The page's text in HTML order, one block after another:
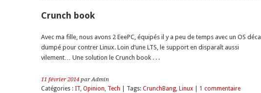
Crunch book
Avec ma fille, nous avons 2 EeePC, équipés il y a peu de temps avec un OS déca
dumpé pour contrer Linux. Loin d’une LTS, le support en disparaît aussi
vilement… Une solution le Crunch book . . .
11 février 2014 par Admin
Catégories : IT, Opinion, Tech | Tags: CrunchBang, Linux 1 commentaire